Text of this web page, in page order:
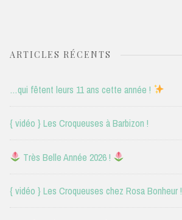
ARTICLES RÉCENTS
…qui fêtent leurs 11 ans cette année !
{ vidéo } Les Croqueuses à Barbizon !
Très Belle Année 2026 !
{ vidéo } Les Croqueuses chez Rosa Bonheur !